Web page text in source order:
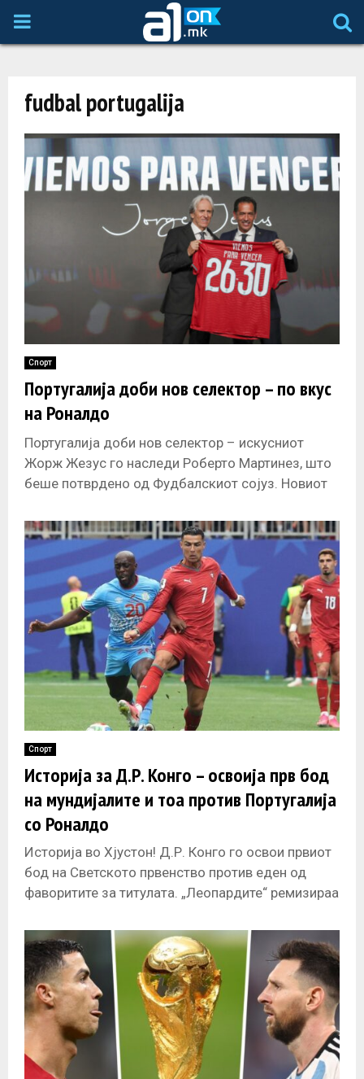
P
M
A
Y
E
N
U
fudbal portugalija
Спорт
Португалија доби нов селектор – по вкус
на Роналдо
Португалија доби нов селектор – искусниот
Жорж Жезус го наследи Роберто Мартинез, што
беше потврдено од Фудбалскиот сојуз. Новиот
Спорт
Историја за Д.Р. Конго – освоија прв бод
на мундијалите и тоа против Португалија
со Роналдо
Историја во Хјустон! Д.Р. Конго го освои првиот
бод на Светското првенство против еден од
фаворитите за титулата. „Леопардите“ ремизираа